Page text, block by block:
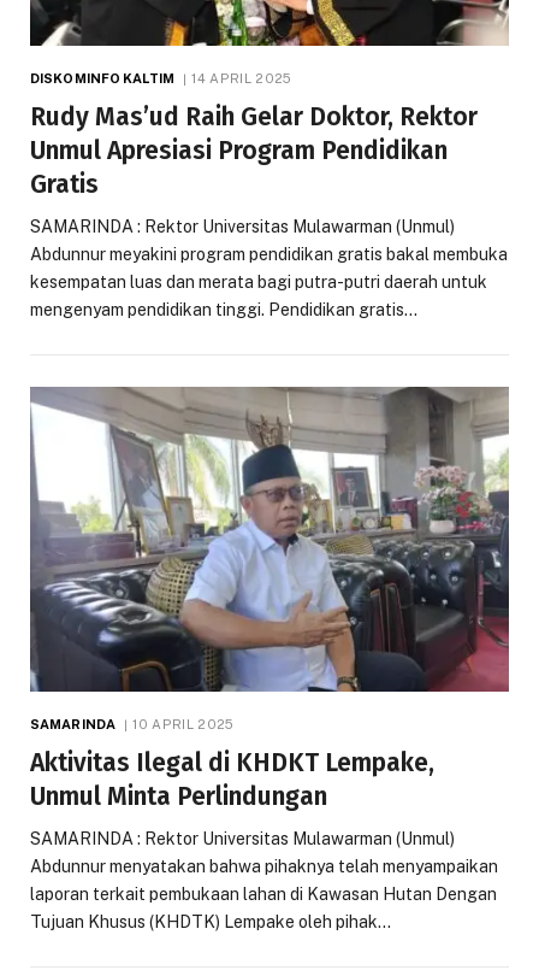
DISKOMINFO KALTIM 14 APRIL 2025
Rudy Mas’ud Raih Gelar Doktor, Rektor
Unmul Apresiasi Program Pendidikan
Gratis
SAMARINDA : Rektor Universitas Mulawarman (Unmul)
Abdunnur meyakini program pendidikan gratis bakal membuka
kesempatan luas dan merata bagi putra-putri daerah untuk
mengenyam pendidikan tinggi. Pendidikan gratis…
SAMARINDA 10 APRIL 2025
Aktivitas Ilegal di KHDKT Lempake,
Unmul Minta Perlindungan
SAMARINDA : Rektor Universitas Mulawarman (Unmul)
Abdunnur menyatakan bahwa pihaknya telah menyampaikan
laporan terkait pembukaan lahan di Kawasan Hutan Dengan
Tujuan Khusus (KHDTK) Lempake oleh pihak…